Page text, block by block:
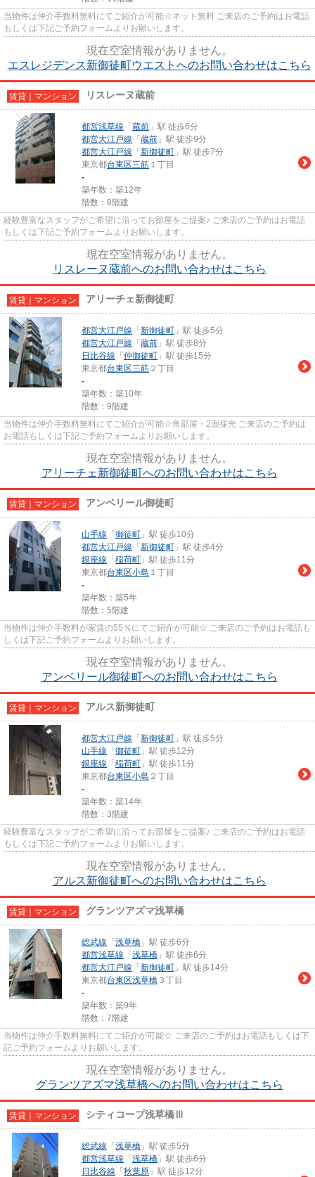
当物件は仲介手数料無料にてご紹介が可能☆ネット無料 ご来店のご予約はお電話
もしくは下記ご予約フォームよりお願いします。
現在空室情報がありません。
エスレジデンス新御徒町ウエストへのお問い合わせはこちら
賃貸｜マンション リスレーヌ蔵前
都営浅草線 「 蔵前 」駅 徒歩6分
都営大江戸線 「 蔵前 」駅 徒歩9分
都営大江戸線 「 新御徒町 」駅 徒歩7分
東京都台東区三筋 １丁目
-
築年数：築12年
階数：8階建
経験豊富なスタッフがご希望に沿ってお部屋をご提案♪ ご来店のご予約はお電話
もしくは下記ご予約フォームよりお願いします。
現在空室情報がありません。
リスレーヌ蔵前へのお問い合わせはこちら
賃貸｜マンション アリーチェ新御徒町
都営大江戸線 「 新御徒町 」駅 徒歩5分
都営大江戸線 「 蔵前 」駅 徒歩8分
日比谷線 「 仲御徒町 」駅 徒歩15分
東京都台東区三筋 ２丁目
-
築年数：築10年
階数：9階建
当物件は仲介手数料無料にてご紹介が可能☆角部屋・2面採光 ご来店のご予約は
お電話もしくは下記ご予約フォームよりお願いします。
現在空室情報がありません。
アリーチェ新御徒町へのお問い合わせはこちら
賃貸｜マンション アンベリール御徒町
山手線 「 御徒町 」駅 徒歩10分
都営大江戸線 「 新御徒町 」駅 徒歩4分
銀座線 「 稲荷町 」駅 徒歩11分
東京都台東区小島 １丁目
-
築年数：築5年
階数：5階建
当物件は仲介手数料が家賃の55％にてご紹介が可能☆ ご来店のご予約はお電話も
しくは下記ご予約フォームよりお願いします。
現在空室情報がありません。
アンベリール御徒町へのお問い合わせはこちら
賃貸｜マンション アルス新御徒町
都営大江戸線 「 新御徒町 」駅 徒歩5分
山手線 「 御徒町 」駅 徒歩12分
銀座線 「 稲荷町 」駅 徒歩11分
東京都台東区小島 ２丁目
-
築年数：築14年
階数：3階建
経験豊富なスタッフがご希望に沿ってお部屋をご提案♪ ご来店のご予約はお電話
もしくは下記ご予約フォームよりお願いします。
現在空室情報がありません。
アルス新御徒町へのお問い合わせはこちら
賃貸｜マンション グランツアズマ浅草橋
総武線 「 浅草橋 」駅 徒歩6分
都営浅草線 「 浅草橋 」駅 徒歩6分
都営大江戸線 「 新御徒町 」駅 徒歩14分
東京都台東区浅草橋 ３丁目
-
築年数：築9年
階数：7階建
当物件は仲介手数料無料にてご紹介が可能☆ ご来店のご予約はお電話もしくは下
記ご予約フォームよりお願いします。
現在空室情報がありません。
グランツアズマ浅草橋へのお問い合わせはこちら
賃貸｜マンション シティコープ浅草橋Ⅲ
総武線 「 浅草橋 」駅 徒歩5分
都営浅草線 「 浅草橋 」駅 徒歩6分
日比谷線 「 秋葉原 」駅 徒歩12分